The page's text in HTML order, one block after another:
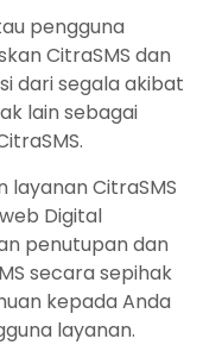
pengguna
CitraSMS dan
dari segala akibat
lain sebagai
layanan CitraSMS
Digital
penutupan dan
secara sepihak
kepada Anda
layanan.